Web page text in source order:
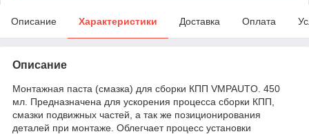
Описание Характеристики Доставка Оплата
Описание
Монтажная паста (смазка) для сборки КПП VMPAUTO. 450
мл. Предназначена для ускорения процесса сборки КПП,
смазки подвижных частей, а так же позиционирования
деталей при монтаже. Облегчает процесс установки